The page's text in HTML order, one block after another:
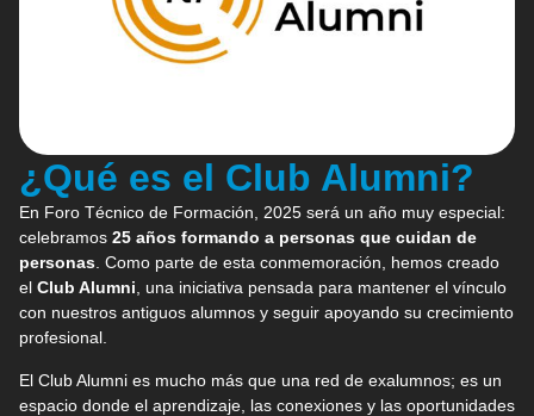
¿Qué es el Club Alumni?
En Foro Técnico de Formación, 2025 será un año muy especial:
celebramos 25 años formando a personas que cuidan de
personas. Como parte de esta conmemoración, hemos creado
el Club Alumni, una iniciativa pensada para mantener el vínculo
con nuestros antiguos alumnos y seguir apoyando su crecimiento
profesional.
El Club Alumni es mucho más que una red de exalumnos; es un
espacio donde el aprendizaje, las conexiones y las oportunidades